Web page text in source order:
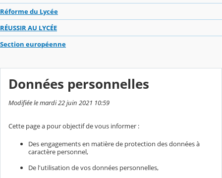
Réforme du Lycée
RÉUSSIR AU LYCÉE
Section européenne
Données personnelles
Modifiée le mardi 22 juin 2021 10:59
Cette page a pour objectif de vous informer :
Des engagements en matière de protection des données à
caractère personnel,
De l'utilisation de vos données personnelles,